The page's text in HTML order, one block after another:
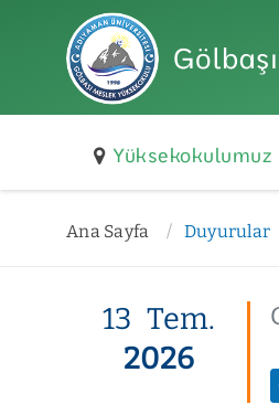
Yüksekokulumuz
Ana Sayfa Duyurular
13 Tem.
2026